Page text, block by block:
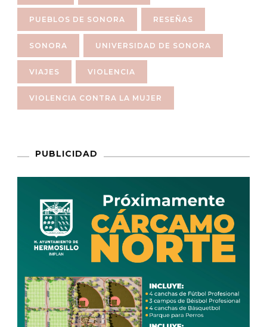
PUEBLOS DE SONORA RESEÑAS
SONORA UNIVERSIDAD DE SONORA
VIAJES VIOLENCIA
VIOLENCIA CONTRA LA MUJER
PUBLICIDAD